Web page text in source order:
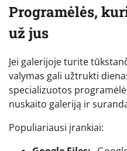
Programėlės,
už jus
Jei galerijoje turite
valymas gali užtrukti
specializuotos
nuskaito galeriją ir
Populiariausi įrankiai: